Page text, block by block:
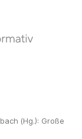
(Hg.): Große